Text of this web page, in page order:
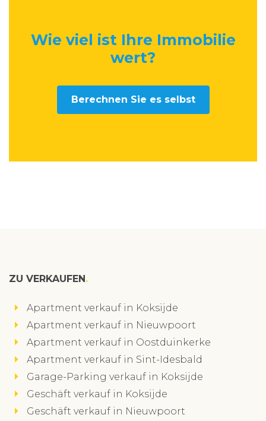
Wie viel ist Ihre Immobilie
wert?
Berechnen Sie es selbst
ZU VERKAUFEN
Apartment verkauf in Koksijde
Apartment verkauf in Nieuwpoort
Apartment verkauf in Oostduinkerke
Apartment verkauf in Sint-Idesbald
Garage-Parking verkauf in Koksijde
Geschäft verkauf in Koksijde
Geschäft verkauf in Nieuwpoort